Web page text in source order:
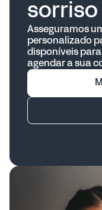
sorriso
Asseguramos
personalizado
disponíveis
agendar a sua